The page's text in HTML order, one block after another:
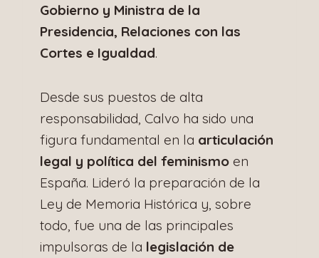
Gobierno y Ministra de la
Presidencia, Relaciones con las
Cortes e Igualdad.
Desde sus puestos de alta
responsabilidad, Calvo ha sido una
figura fundamental en la articulación
legal y política del feminismo en
España. Lideró la preparación de la
Ley de Memoria Histórica y, sobre
todo, fue una de las principales
impulsoras de la legislación de